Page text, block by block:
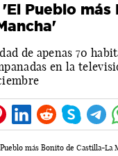
Pueblo más
de apenas 70
en la